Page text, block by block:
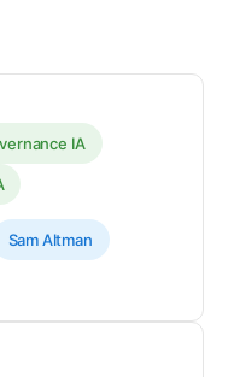
IA
Sam Altman